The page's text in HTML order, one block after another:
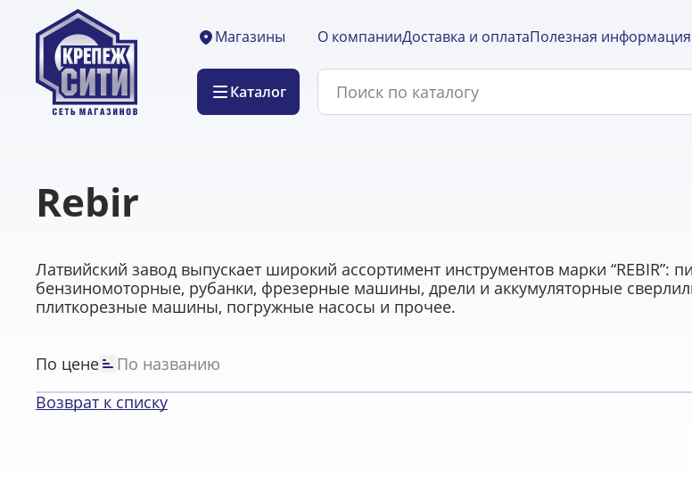
Магазины
Каталог
О компанииДоставка и оплатаПолезная информация
Rebir
Латвийский завод выпускает широкий ассортимент инструментов марки
бензиномоторные, рубанки, фрезерные машины, дрели и аккумуляторные
плиткорезные машины, погружные насосы и прочее.
По цене
По названию
Возврат к списку